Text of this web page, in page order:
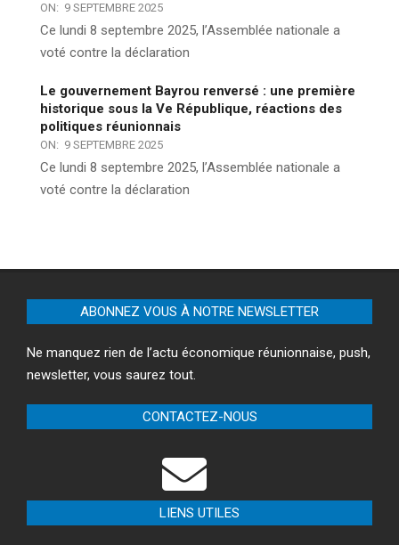
ON: 9 SEPTEMBRE 2025
Ce lundi 8 septembre 2025, l’Assemblée nationale a
voté contre la déclaration
Le gouvernement Bayrou renversé : une première
historique sous la Ve République, réactions des
politiques réunionnais
ON: 9 SEPTEMBRE 2025
Ce lundi 8 septembre 2025, l’Assemblée nationale a
voté contre la déclaration
ABONNEZ VOUS À NOTRE NEWSLETTER
Ne manquez rien de l’actu économique réunionnaise, push,
newsletter, vous saurez tout.
CONTACTEZ-NOUS
LIENS UTILES